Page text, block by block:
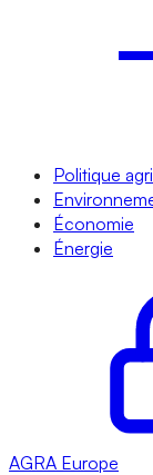
Politique
Économie
Énergie
AGRA Europe